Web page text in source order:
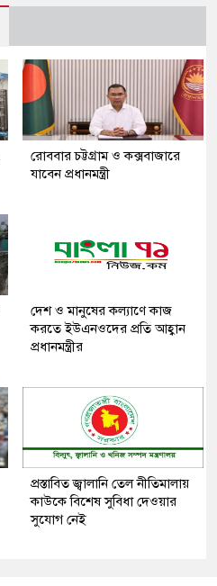
রোববার চট্টগ্রাম ও কক্সবাজারে
যাবেন প্রধানমন্ত্রী
দেশ ও মানুষের কল্যাণে কাজ
করতে ইউএনওদের প্রতি আহ্বান
প্রধানমন্ত্রীর
প্রস্তাবিত জ্বালানি তেল নীতিমালায়
কাউকে বিশেষ সুবিধা দেওয়ার
সুযোগ নেই